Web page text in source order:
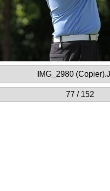
IMG_2980
77 / 152